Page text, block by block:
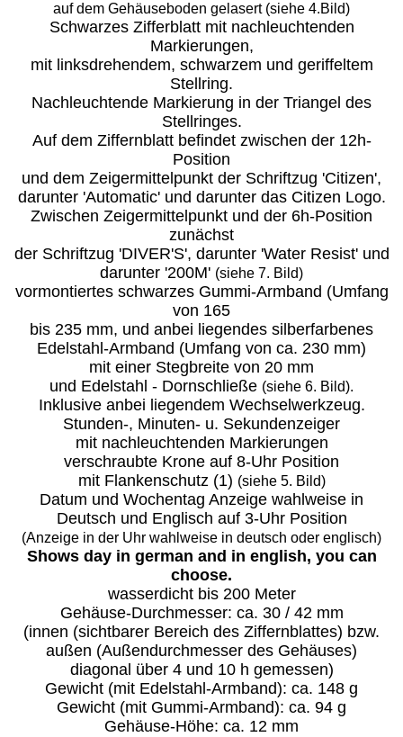
auf dem Gehäuseboden gelasert (siehe 4.Bild)
Schwarzes Zifferblatt mit nachleuchtenden
Markierungen,
mit linksdrehendem, schwarzem und geriffeltem
Stellring.
Nachleuchtende Markierung in der Triangel des
Stellringes.
Auf dem Ziffernblatt befindet zwischen der 12h-
Position
und dem Zeigermittelpunkt der Schriftzug 'Citizen',
darunter 'Automatic' und darunter das Citizen Logo.
Zwischen Zeigermittelpunkt und der 6h-Position
zunächst
der Schriftzug 'DIVER'S', darunter 'Water Resist' und
darunter '200M' (siehe 7. Bild)
vormontiertes schwarzes Gummi-Armband (Umfang
von 165
bis 235 mm, und anbei liegendes silberfarbenes
Edelstahl-Armband (Umfang von ca. 230 mm)
mit einer Stegbreite von 20 mm
und Edelstahl - Dornschließe (siehe 6. Bild).
Inklusive anbei liegendem Wechselwerkzeug.
Stunden-, Minuten- u. Sekundenzeiger
mit nachleuchtenden Markierungen
verschraubte Krone auf 8-Uhr Position
mit Flankenschutz (1) (siehe 5. Bild)
Datum und Wochentag Anzeige wahlweise in
Deutsch und Englisch auf 3-Uhr Position
(Anzeige in der Uhr wahlweise in deutsch oder englisch)
Shows day in german and in english, you can
choose.
wasserdicht bis 200 Meter
Gehäuse-Durchmesser: ca. 30 / 42 mm
(innen (sichtbarer Bereich des Ziffernblattes) bzw.
außen (Außendurchmesser des Gehäuses)
diagonal über 4 und 10 h gemessen)
Gewicht (mit Edelstahl-Armband): ca. 148 g
Gewicht (mit Gummi-Armband): ca. 94 g
Gehäuse-Höhe: ca. 12 mm